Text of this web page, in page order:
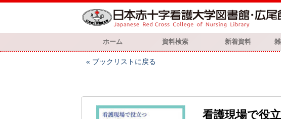
ホーム 資料検索 新着資料
ブックリストに戻る
看護現場で役